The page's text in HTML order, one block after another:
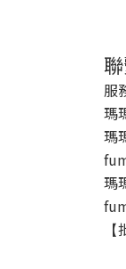
服
瑪
瑪
瑪
【